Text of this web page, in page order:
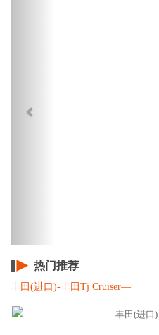
热门推荐
丰田(进口)-丰田Tj Cruiser—
丰田(进口